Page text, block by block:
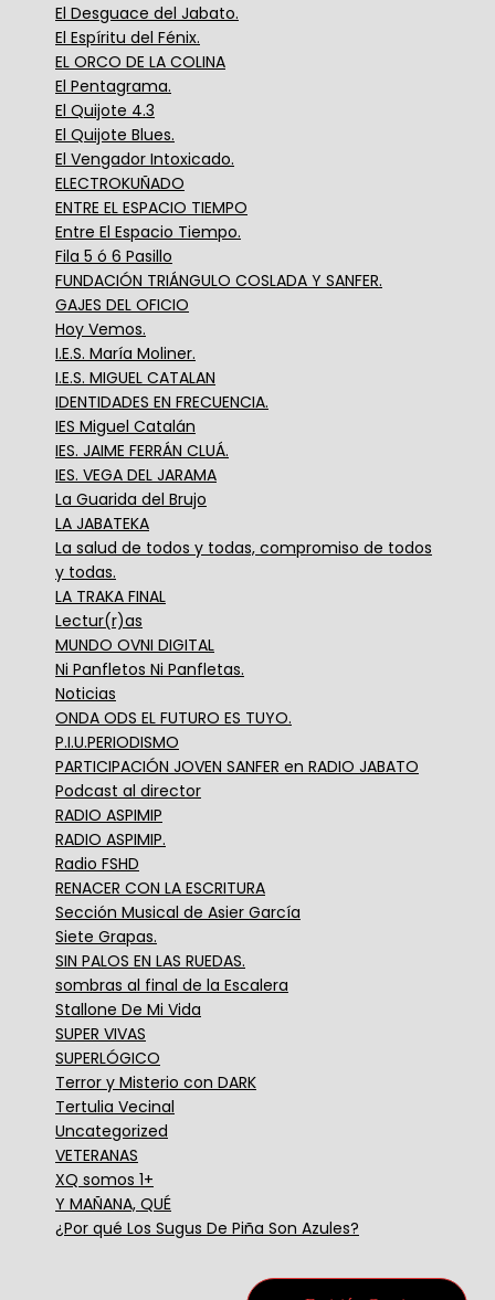
El Desguace del Jabato.
El Espíritu del Fénix.
EL ORCO DE LA COLINA
El Pentagrama.
El Quijote 4.3
El Quijote Blues.
El Vengador Intoxicado.
ELECTROKUÑADO
ENTRE EL ESPACIO TIEMPO
Entre El Espacio Tiempo.
Fila 5 ó 6 Pasillo
FUNDACIÓN TRIÁNGULO COSLADA Y SANFER.
GAJES DEL OFICIO
Hoy Vemos.
I.E.S. María Moliner.
I.E.S. MIGUEL CATALAN
IDENTIDADES EN FRECUENCIA.
IES Miguel Catalán
IES. JAIME FERRÁN CLUÁ.
IES. VEGA DEL JARAMA
La Guarida del Brujo
LA JABATEKA
La salud de todos y todas, compromiso de todos
y todas.
LA TRAKA FINAL
Lectur(r)as
MUNDO OVNI DIGITAL
Ni Panfletos Ni Panfletas.
Noticias
ONDA ODS EL FUTURO ES TUYO.
P.I.U.PERIODISMO
PARTICIPACIÓN JOVEN SANFER en RADIO JABATO
Podcast al director
RADIO ASPIMIP
RADIO ASPIMIP.
Radio FSHD
RENACER CON LA ESCRITURA
Sección Musical de Asier García
Siete Grapas.
SIN PALOS EN LAS RUEDAS.
sombras al final de la Escalera
Stallone De Mi Vida
SUPER VIVAS
SUPERLÓGICO
Terror y Misterio con DARK
Tertulia Vecinal
Uncategorized
VETERANAS
XQ somos 1+
Y MAÑANA, QUÉ
¿Por qué Los Sugus De Piña Son Azules?